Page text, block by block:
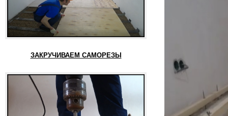
ЗАКРУЧИВАЕМ САМОРЕЗЫ